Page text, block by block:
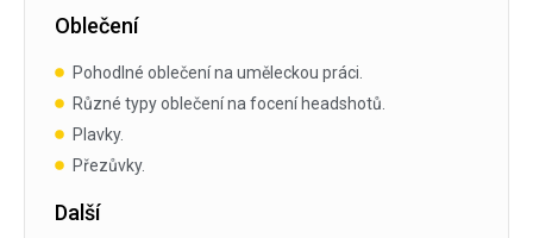
Oblečení
Pohodlné oblečení na uměleckou práci.
Různé typy oblečení na focení headshotů.
Plavky.
Přezůvky.
Další